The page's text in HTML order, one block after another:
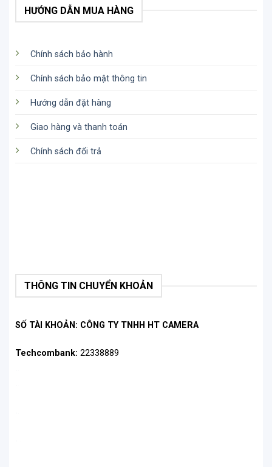
HƯỚNG DẪN MUA HÀNG
Chính sách bảo hành
Chính sách bảo mật thông tin
Hướng dẫn đặt hàng
Giao hàng và thanh toán
Chính sách đổi trả
THÔNG TIN CHUYỂN KHOẢN
SỐ TÀI KHOẢN: CÔNG TY TNHH HT CAMERA
Techcombank: 22338889